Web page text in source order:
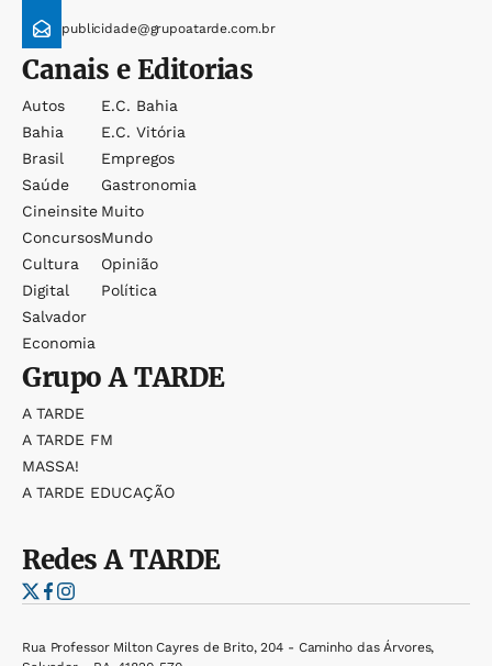
publicidade@grupoatarde.com.br
Canais e Editorias
Autos
Bahia
Brasil
Saúde
Cineinsite
Concursos
Cultura
Digital
Salvador
Economia
E.c. Bahia
E.c. Vitória
Empregos
Gastronomia
Muito
Mundo
Opinião
Política
GrupoA TARDE
A TARDE
A TARDE FM
MASSA!
A TARDE EDUCAÇÃO
RedesA TARDE
Rua Professor Milton Cayres de Brito, 204 - Caminho das Árvores,